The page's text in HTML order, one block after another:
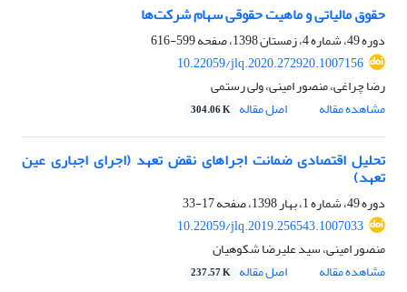
حقوق مالیاتی و ماهیت حقوقی سهام شرکت‌ها
دوره 49، شماره 4، زمستان 1398، صفحه
599-616
10.22059/jlq.2020.272920.1007156
رضا چراغی، منصور امینی، ولی رستمی
مشاهده مقاله
اصل مقاله 304.06 K
تحلیل اقتصادی ضمانت اجراهای نقض تعهد (اجرای اجباری عین
تعهد)
دوره 49، شماره 1، بهار 1398، صفحه
17-33
10.22059/jlq.2019.256543.1007033
منصور امینی، سید علیرضا شکوهیان
مشاهده مقاله
اصل مقاله 237.57 K